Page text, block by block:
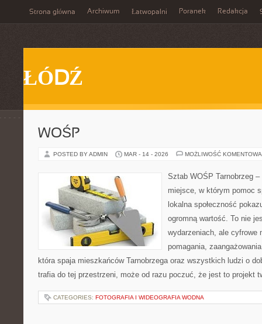
Strona główna Archiwum Łatwopalni Poranek Redakcja
ŁÓDŹ
WOŚP
POSTED BY ADMIN MAR - 14 - 2026 MOŻLIWOŚĆ
Sztab WOŚP Tarnobrzeg
miejsce, w którym pomoc
lokalna społeczność
ogromną wartość. To nie
wydarzeniach, ale cyfrowe
pomagania,
która spaja mieszkańców Tarnobrzega oraz wszystkich ludzi o
trafia do tej przestrzeni, może od razu poczuć, że jest to projekt
CATEGORIES: FOTOGRAFIA I WIDEOGRAFIA WODNA